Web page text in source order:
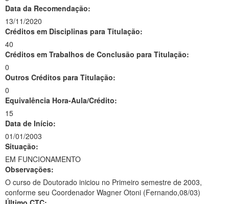
Data da Recomendação:
13/11/2020
Créditos em Disciplinas para Titulação:
40
Créditos em Trabalhos de Conclusão para Titulação:
0
Outros Créditos para Titulação:
0
Equivalência Hora-Aula/Crédito:
15
Data de Início:
01/01/2003
Situação:
EM FUNCIONAMENTO
Observações:
O curso de Doutorado iniciou no Primeiro semestre de 2003,
conforme seu Coordenador Wagner Otoni (Fernando,08/03)